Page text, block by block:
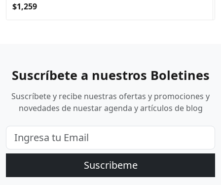
$1,259
Suscríbete a nuestros Boletines
Suscríbete y recibe nuestras ofertas y promociones y
novedades de nuestar agenda y artículos de blog
Suscribeme